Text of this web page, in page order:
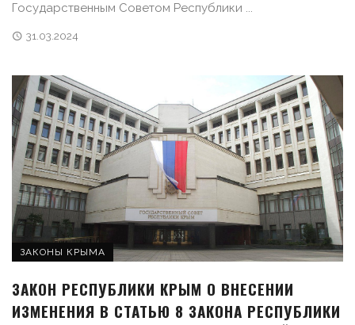
Государственным Советом Республики ...
31.03.2024
ЗАКОНЫ КРЫМА
ЗАКОН РЕСПУБЛИКИ КРЫМ О ВНЕСЕНИИ
ИЗМЕНЕНИЯ В СТАТЬЮ 8 ЗАКОНА РЕСПУБЛИКИ